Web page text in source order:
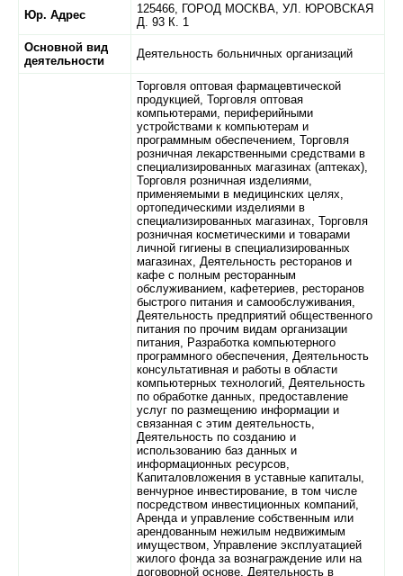
Юр. Адрес 125466, ГОРОД МОСКВА, УЛ. ЮРОВСКАЯ
Д. 93 К. 1
Основной вид
деятельности
Деятельность больничных организаций
Торговля оптовая фармацевтической
продукцией, Торговля оптовая
компьютерами, периферийными
устройствами к компьютерам и
программным обеспечением, Торговля
розничная лекарственными средствами в
специализированных магазинах (аптеках),
Торговля розничная изделиями,
применяемыми в медицинских целях,
ортопедическими изделиями в
специализированных магазинах, Торговля
розничная косметическими и товарами
личной гигиены в специализированных
магазинах, Деятельность ресторанов и
кафе с полным ресторанным
обслуживанием, кафетериев, ресторанов
быстрого питания и самообслуживания,
Деятельность предприятий общественного
питания по прочим видам организации
питания, Разработка компьютерного
программного обеспечения, Деятельность
консультативная и работы в области
компьютерных технологий, Деятельность
по обработке данных, предоставление
услуг по размещению информации и
связанная с этим деятельность,
Деятельность по созданию и
использованию баз данных и
информационных ресурсов,
Капиталовложения в уставные капиталы,
венчурное инвестирование, в том числе
посредством инвестиционных компаний,
Аренда и управление собственным или
арендованным нежилым недвижимым
имуществом, Управление эксплуатацией
жилого фонда за вознаграждение или на
договорной основе, Деятельность в